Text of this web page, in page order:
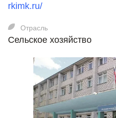
rkimk.ru/
Отрасль
Сельское хозяйство